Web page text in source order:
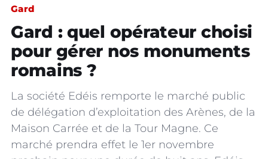
Gard
Gard : quel opérateur choisi
pour gérer nos monuments
romains ?
La société Edéis remporte le marché public
de délégation d’exploitation des Arènes, de la
Maison Carrée et de la Tour Magne. Ce
marché prendra effet le 1er novembre